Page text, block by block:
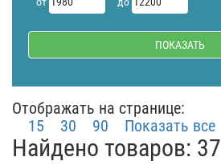
Отображать на странице:
15
30 90 Показать все
Найдено товаров: 37